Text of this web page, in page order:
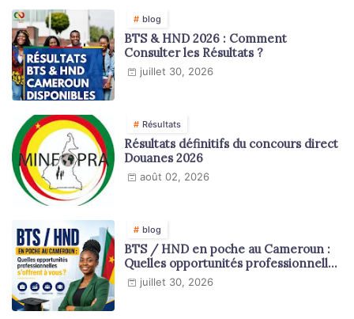
blog
BTS & HND 2026 : Comment
Consulter les Résultats ?
juillet 30, 2026
Résultats
Résultats définitifs du concours direct
Douanes 2026
août 02, 2026
blog
BTS / HND en poche au Cameroun :
Quelles opportunités professionnelles
s'offrent à vous ?
juillet 30, 2026